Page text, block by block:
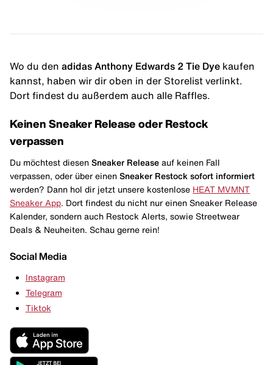
Wo du den adidas Anthony Edwards 2 Tie Dye kaufen
kannst, haben wir dir oben in der Storelist verlinkt.
Dort findest du außerdem auch alle Raffles.
Keinen Sneaker Release oder Restock
verpassen
Du möchtest diesen Sneaker Release auf keinen Fall
verpassen, oder über einen Sneaker Restock sofort informiert
werden? Dann hol dir jetzt unsere kostenlose HEAT MVMNT
Sneaker App . Dort findest du nicht nur einen Sneaker Release
Kalender, sondern auch Restock Alerts, sowie Streetwear
Deals & Neuheiten. Schau gerne rein!
Social Media
Instagram
Telegram
Tiktok